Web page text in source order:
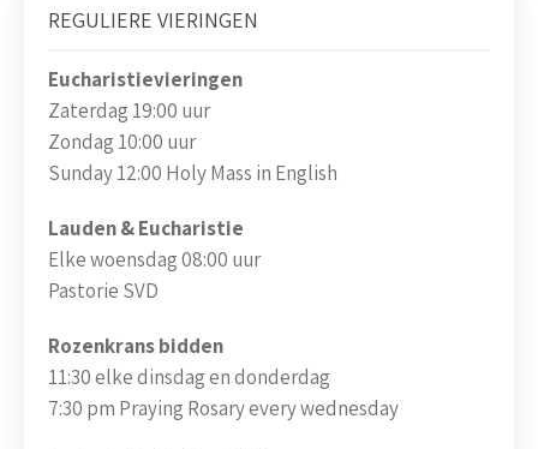
REGULIERE VIERINGEN
Eucharistievieringen
Zaterdag 19:00 uur
Zondag 10:00 uur
Sunday 12:00 Holy Mass in English
Lauden & Eucharistie
Elke woensdag 08:00 uur
Pastorie SVD
Rozenkrans bidden
11:30 elke dinsdag en donderdag
7:30 pm Praying Rosary every wednesday